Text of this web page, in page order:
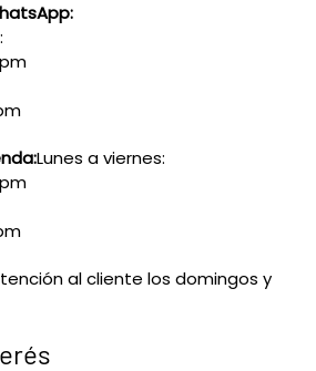
Lunes a viernes:
al cliente los domingos y